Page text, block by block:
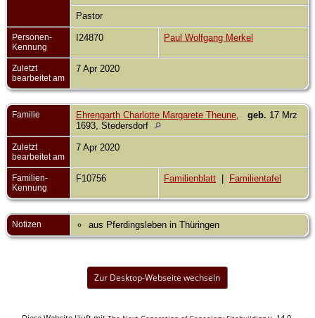
Pastor
Personen-
Kennung
I24870 Paul Wolfgang Merkel
Zuletzt
bearbeitet am
7 Apr 2020
Familie Ehrengarth Charlotte Margarete Theune geb. 17 Mrz
1693, Stedersdorf
Zuletzt
bearbeitet am
7 Apr 2020
Familien-
Kennung
F10756 Familienblatt Familientafel
Notizen aus Pferdingsleben in Thüringen
Zur Desktop-Webseite wechseln